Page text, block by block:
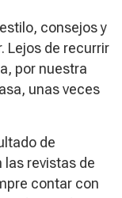
consejos y
Lejos de recurrir
por nuestra
unas veces
de
las revistas de
contar con